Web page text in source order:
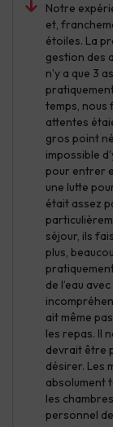
Notre
et,
étoiles. La
gestion des
n’y a que 3
temps, nous
attentes
gros point
impossible
pour entrer
une lutte
était assez
séjour, ils
plus,
de l’eau
ait même
les repas. Il
devrait être
désirer. Les
absolument
les
personnel